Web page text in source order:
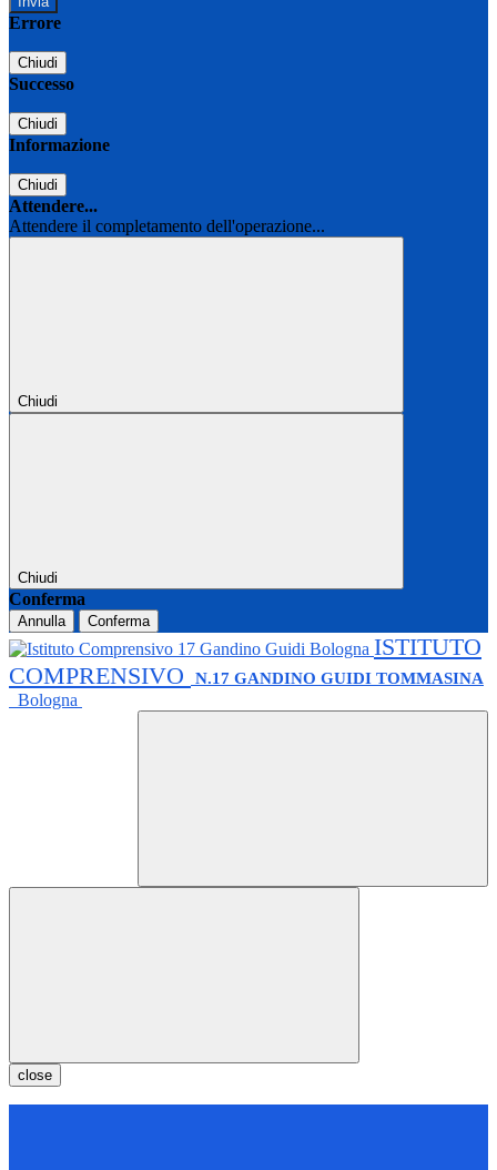
Errore
Chiudi
Successo
Chiudi
Informazione
Chiudi
Attendere...
Attendere il completamento dell'operazione...
Chiudi
Chiudi
Conferma
Annulla Conferma
ISTITUTO
COMPRENSIVO
N.17 GANDINO GUIDI TOMMASINA
Bologna
close